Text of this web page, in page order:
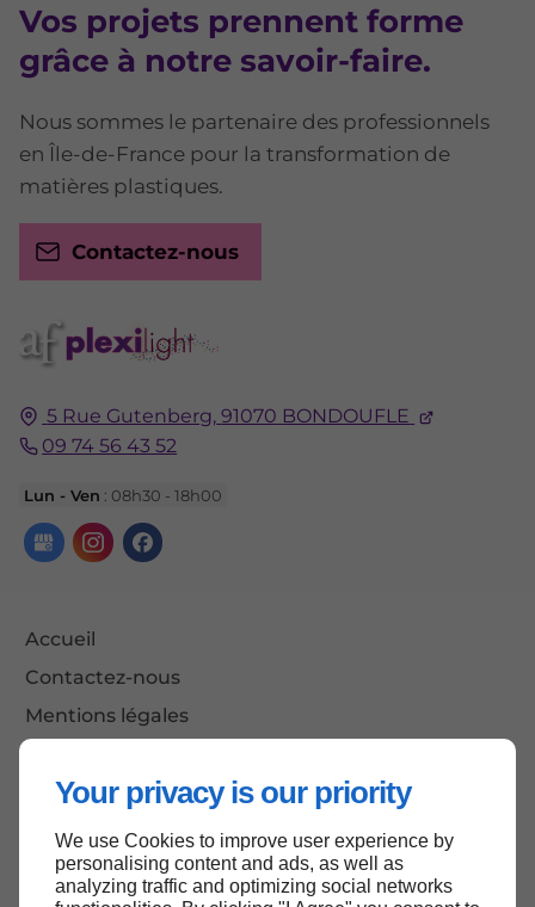
Your privacy is our priority
We use Cookies to improve user experience by
personalising content and ads, as well as
analyzing traffic and optimizing social networks
5 Rue Gutenberg, 91070 BONDOUFLE
09 74 56 43 52
Lun - Ven : 08h30 - 18h00
Accueil
Contactez-nous
Mentions légales
Vos projets prennent forme
grâce à notre savoir-faire.
Nous sommes le partenaire des professionnels
en Île-de-France pour la transformation de
matières plastiques.
Contactez-nous
Haut de page